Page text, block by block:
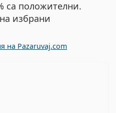
са положителни.
избрани
на Pazaruvaj.com